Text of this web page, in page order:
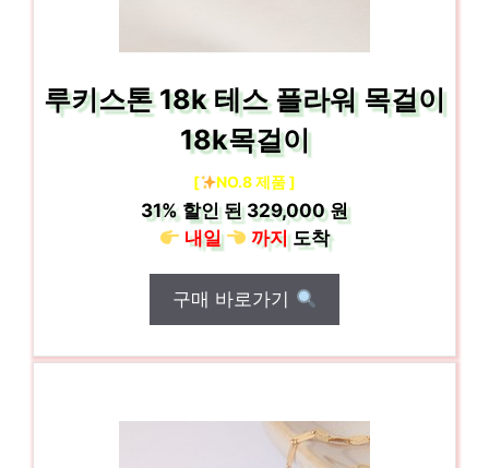
루키스톤 18k 테스 플라워 목걸이
18k목걸이
[ NO.8 제품 ]
31%할인 된329,000 원
내일
까지도착
구매 바로가기